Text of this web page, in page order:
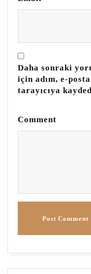
Daha sonraki
için adım, e-
tarayıcıya
Comment
Post Comment